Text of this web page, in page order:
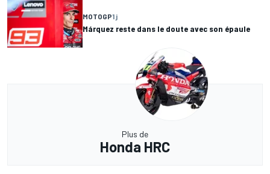
MOTOGP1 j
Márquez reste dans le doute avec son épaule
Plus de
Honda HRC